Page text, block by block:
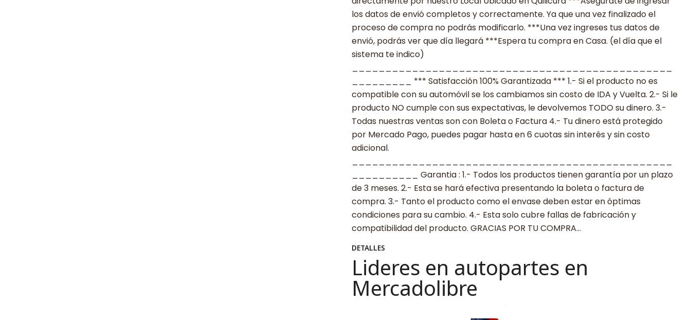
los datos de envió completos y correctamente. Ya que una vez finalizado el
proceso de compra no podrás modificarlo. ***Una vez ingreses tus datos de
envió, podrás ver que día llegará ***Espera tu compra en Casa. (el día que el
sistema te indico)
_________ *** Satisfacción 100% Garantizada *** 1.- Si el producto no es
compatible con su automóvil se los cambiamos sin costo de IDA y Vuelta. 2.- Si le
producto NO cumple con sus expectativas, le devolvemos TODO su dinero. 3.-
Todas nuestras ventas son con Boleta o Factura 4.- Tu dinero está protegido
por Mercado Pago, puedes pagar hasta en 6 cuotas sin interés y sin costo
adicional.
__________ Garantia : 1.- Todos los productos tienen garantía por un plazo
de 3 meses. 2.- Esta se hará efectiva presentando la boleta o factura de
compra. 3.- Tanto el producto como el envase deben estar en óptimas
condiciones para su cambio. 4.- Esta solo cubre fallas de fabricación y
compatibilidad del producto. GRACIAS POR TU COMPRA…
DETALLES
Lideres en autopartes en
Mercadolibre